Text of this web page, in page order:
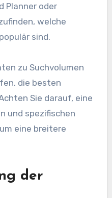
Planner oder
welche
sind.
zu Suchvolumen
die besten
Sie darauf, eine
und spezifischen
eine breitere
der